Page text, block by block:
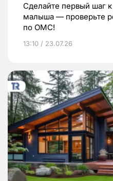
Сделайте первый шаг
малыша — проверьте
по ОМС!
13:10 / 23.07.26